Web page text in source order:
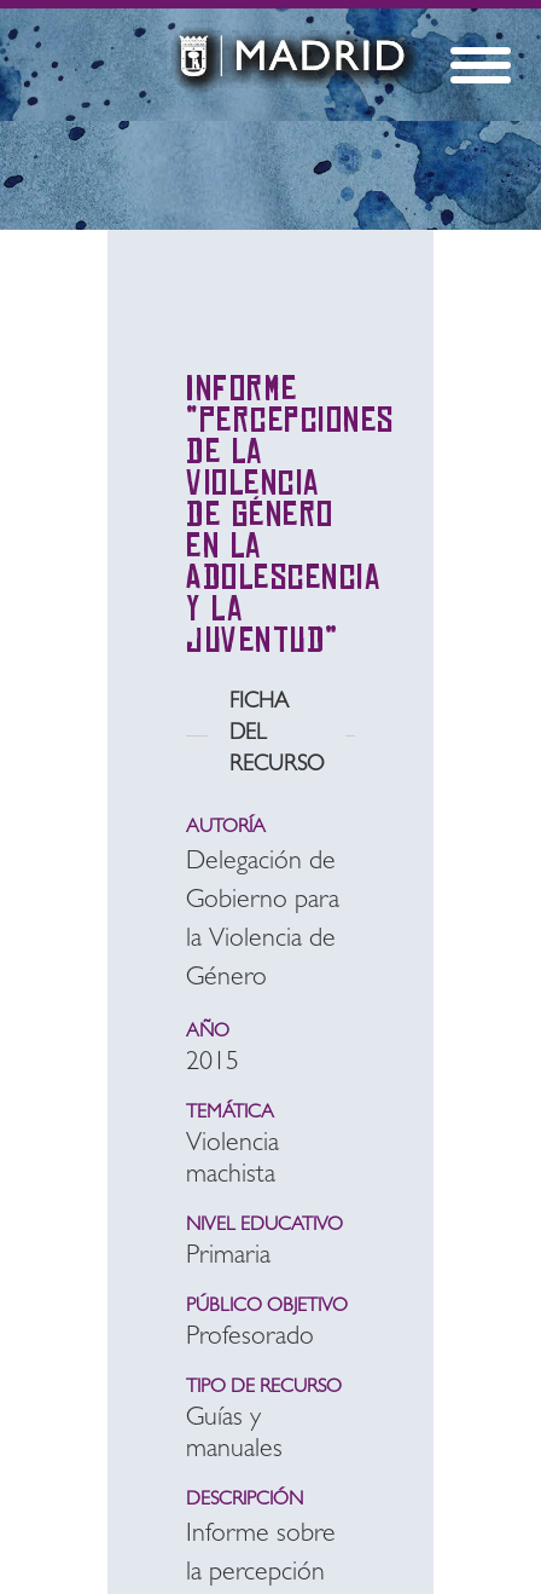
Informe
“Percepciones
de la
Violencia
de Género
en la
Adolescencia
y la
Juventud”
FICHA
DEL
RECURSO
AUTORÍA
Delegación de
Gobierno para
la Violencia de
Género
AÑO
2015
TEMÁTICA
Violencia
machista
NIVEL EDUCATIVO
Primaria
PÚBLICO OBJETIVO
Profesorado
TIPO DE RECURSO
Guías y
manuales
DESCRIPCIÓN
Informe sobre
la percepción